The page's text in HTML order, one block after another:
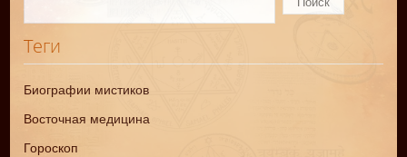
Теги
Биографии мистиков
Восточная медицина
Гороскоп